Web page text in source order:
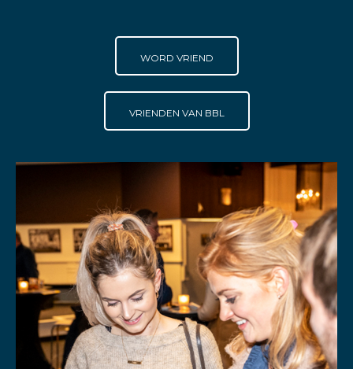
WORD VRIEND
VRIENDEN VAN BBL